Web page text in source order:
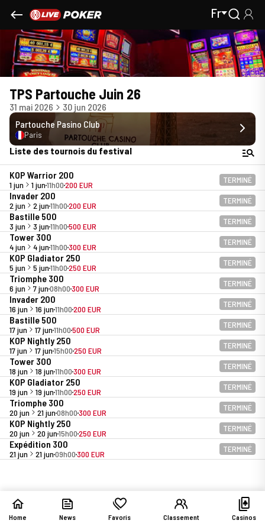
Fr
TPS Partouche Juin 26
31 mai 2026
30 jun 2026
Partouche Pasino Club
Paris
Liste des tournois du festival
KOP Warrior 200
1 jun 1 jun11h00200 EUR
TERMINÉ
Invader 200
2 jun 2 jun11h00200 EUR
TERMINÉ
Bastille 500
3 jun 3 jun11h00500 EUR
TERMINÉ
Tower 300
4 jun 4 jun11h00300 EUR
TERMINÉ
KOP Gladiator 250
5 jun 5 jun11h00250 EUR
TERMINÉ
Triomphe 300
6 jun 7 jun08h00300 EUR
TERMINÉ
Invader 200
16 jun 16 jun11h00200 EUR
TERMINÉ
Bastille 500
17 jun 17 jun11h00500 EUR
TERMINÉ
KOP Nightly 250
17 jun 17 jun15h00250 EUR
TERMINÉ
Tower 300
18 jun 18 jun11h00300 EUR
TERMINÉ
KOP Gladiator 250
19 jun 19 jun11h00250 EUR
TERMINÉ
Triomphe 300
20 jun 21 jun08h00300 EUR
TERMINÉ
KOP Nightly 250
20 jun 20 jun15h00250 EUR
TERMINÉ
Expédition 300
21 jun 21 jun09h00300 EUR
TERMINÉ
Home News Favoris Classement Casinos